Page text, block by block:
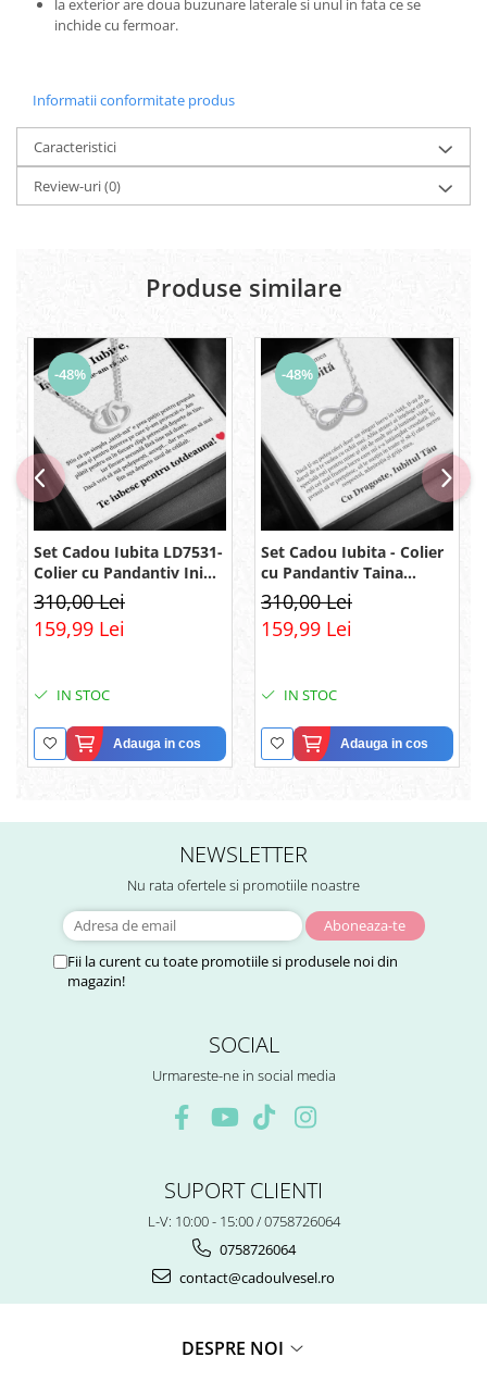
la exterior are doua buzunare laterale si unul in fata ce se
inchide cu fermoar.
Informatii conformitate produs
Caracteristici
Review-uri(0)
Produse similare
-48%
Set Cadou Iubita LD7531-
Colier cu Pandantiv Inimi
Pereche din Argint 925
placat cu rodiu, Cutie
Elegantă și Felicitare
310,00 Lei
159,99 Lei
IN STOC
Adauga in cos
-48%
Set Cadou Iubita - Colier
cu Pandantiv Taina
Infinitului din Argint 925
placat cu rodiu, Cutie
Elegantă și Mesaj
310,00 Lei
159,99 Lei
IN STOC
Adauga in cos
NEWSLETTER
Nu rata ofertele si promotiile noastre
Fii la curent cu toate promotiile si produsele noi din
magazin!
SOCIAL
Urmareste-ne in social media
SUPORT CLIENTI
L-V: 10:00 - 15:00 / 0758726064
0758726064
contact@cadoulvesel.ro
DESPRE NOI